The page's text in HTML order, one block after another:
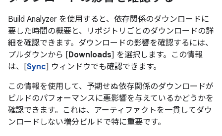
Build Analyzer を使用すると、依存関係のダウンロードに
要した時間の概要と、リポジトリごとのダウンロードの詳
細を確認できます。ダウンロードの影響を確認するには、
プルダウンから [Downloads] を選択します。この情報
は、[Sync] ウィンドウでも確認できます。
この情報を使用して、予期せぬ依存関係のダウンロードが
ビルドのパフォーマンスに悪影響を与えているかどうかを
確認できます。これは、アーティファクトを一貫してダウ
ンロードしない増分ビルドで特に重要です。